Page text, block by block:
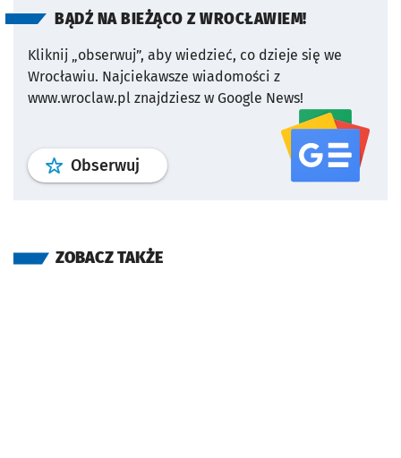
BĄDŹ NA BIEŻĄCO Z WROCŁAWIEM!
Kliknij „obserwuj”, aby wiedzieć, co dzieje się we
Wrocławiu. Najciekawsze wiadomości z
www.wroclaw.pl znajdziesz w Google News!
Obserwuj profil serwisu
ZOBACZ TAKŻE